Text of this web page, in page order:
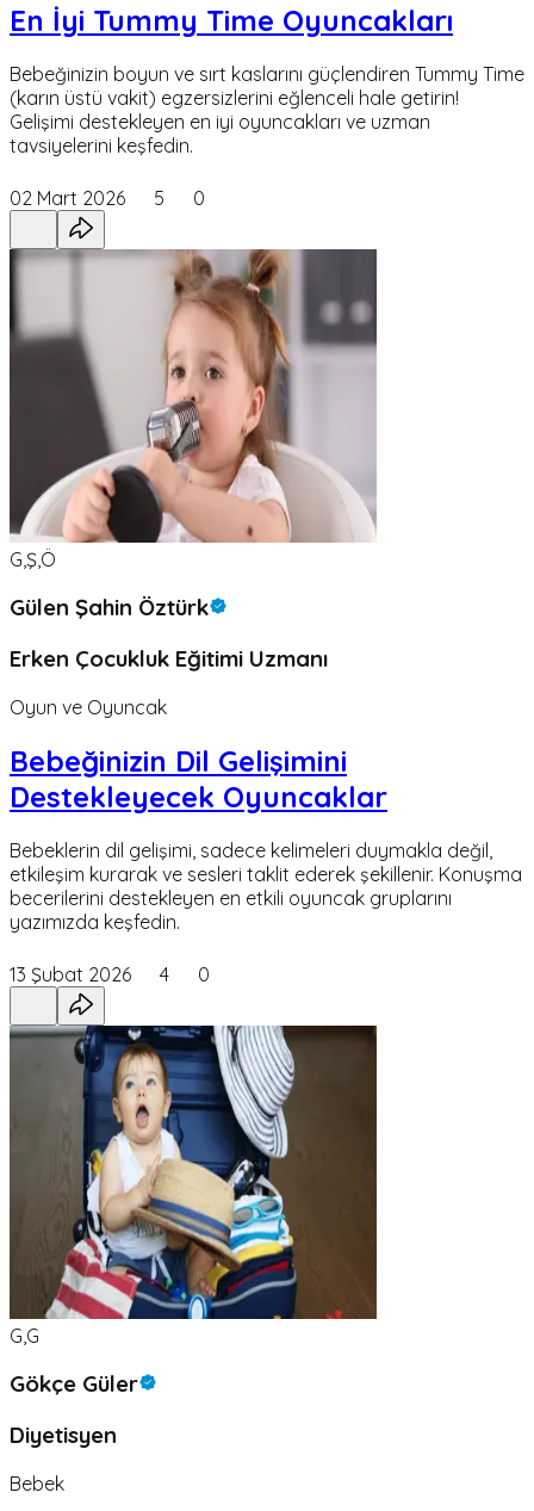
En İyi Tummy Time Oyuncakları
Bebeğinizin boyun ve sırt kaslarını güçlendiren Tummy Time
(karın üstü vakit) egzersizlerini eğlenceli hale getirin!
Gelişimi destekleyen en iyi oyuncakları ve uzman
tavsiyelerini keşfedin.
02 Mart 2026 5 0
G,Ş,Ö
Gülen Şahin Öztürk
Erken Çocukluk Eğitimi Uzmanı
Oyun ve Oyuncak
Bebeğinizin Dil Gelişimini
Destekleyecek Oyuncaklar
Bebeklerin dil gelişimi, sadece kelimeleri duymakla değil,
etkileşim kurarak ve sesleri taklit ederek şekillenir. Konuşma
becerilerini destekleyen en etkili oyuncak gruplarını
yazımızda keşfedin.
13 Şubat 2026 4 0
G,G
Gökçe Güler
Diyetisyen
Bebek